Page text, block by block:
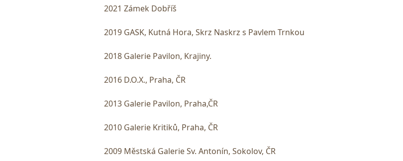
2021 Zámek Dobříš
2019 GASK, Kutná Hora, Skrz Naskrz s Pavlem Trnkou
2018 Galerie Pavilon, Krajiny.
2016 D.O.X., Praha, ČR
2013 Galerie Pavilon, Praha,ČR
2010 Galerie Kritiků, Praha, ČR
2009 Městská Galerie Sv. Antonín, Sokolov, ČR